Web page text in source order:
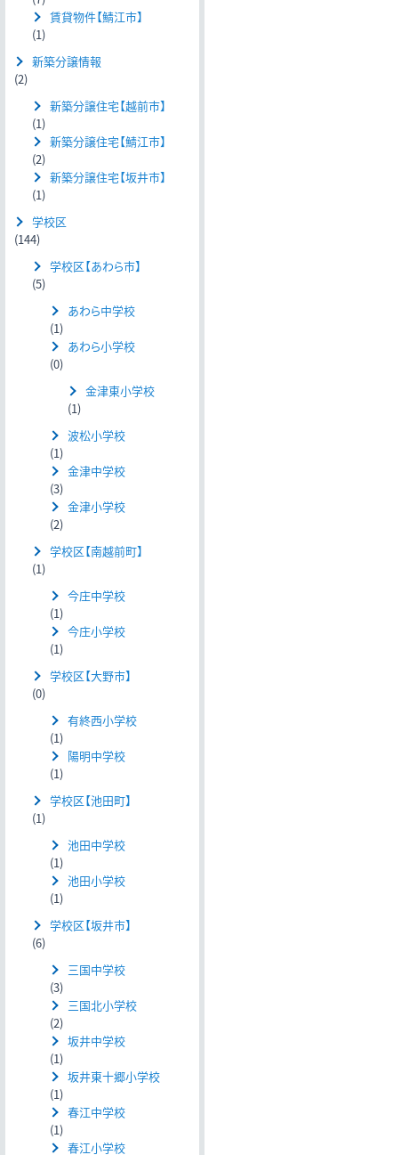
賃貸物件【鯖江市】
(1)
新築分譲情報
(2)
新築分譲住宅【越前市】
(1)
新築分譲住宅【鯖江市】
(2)
新築分譲住宅【坂井市】
(1)
学校区
(144)
学校区【あわら市】
(5)
あわら中学校
(1)
あわら小学校
(0)
金津東小学校
(1)
波松小学校
(1)
金津中学校
(3)
金津小学校
(2)
学校区【南越前町】
(1)
今庄中学校
(1)
今庄小学校
(1)
学校区【大野市】
(0)
有終西小学校
(1)
陽明中学校
(1)
学校区【池田町】
(1)
池田中学校
(1)
池田小学校
(1)
学校区【坂井市】
(6)
三国中学校
(3)
三国北小学校
(2)
坂井中学校
(1)
坂井東十郷小学校
(1)
春江中学校
(1)
春江小学校